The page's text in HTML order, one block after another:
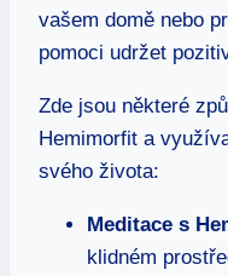
vašem domě nebo
pomoci udržet
Zde jsou některé
Hemimorfit a
svého života:
Meditace s
klidném